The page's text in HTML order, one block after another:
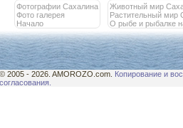
Фотографии Сахалина
Фото галерея
Начало
Животный мир
Растительный мир
О рыбе и рыбалке
© 2005 - 2026. AMOROZO.com. Копирование и
согласования.